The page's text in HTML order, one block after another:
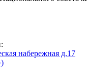
набережная д.17